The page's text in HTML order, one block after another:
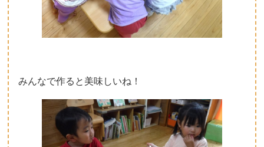
みんなで作ると美味しいね！